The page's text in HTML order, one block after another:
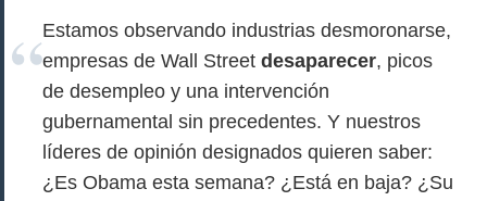
Estamos observando industrias desmoronarse,
empresas de Wall Street desaparecer, picos
de desempleo y una intervención
gubernamental sin precedentes. Y nuestros
líderes de opinión designados quieren saber:
¿Es Obama esta semana? ¿Está en baja? ¿Su